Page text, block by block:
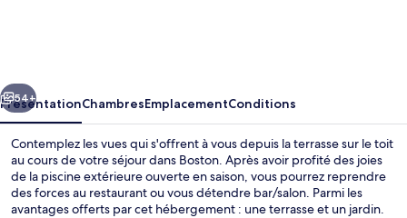
Suivant
54+
PrésentationChambresEmplacementConditions
Contemplez les vues qui s'offrent à vous depuis la terrasse sur le toit
au cours de votre séjour dans Boston. Après avoir profité des joies
de la piscine extérieure ouverte en saison, vous pourrez reprendre
des forces au restaurant ou vous détendre bar/salon. Parmi les
avantages offerts par cet hébergement : une terrasse et un jardin.